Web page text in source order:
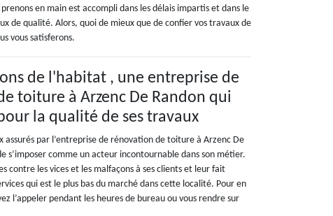
en main est accompli dans les délais impartis et dans le
de qualité. Alors, quoi de mieux que de confier vos travaux de
vous satisferons.
de l'habitat , une entreprise de
toiture à Arzenc De Randon qui
la qualité de ses travaux
assurés par l’entreprise de rénovation de toiture à Arzenc De
s’imposer comme un acteur incontournable dans son métier.
contre les vices et les malfaçons à ses clients et leur fait
qui est le plus bas du marché dans cette localité. Pour en
l’appeler pendant les heures de bureau ou vous rendre sur